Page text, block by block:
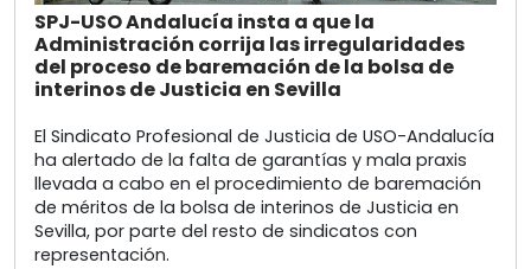
SPJ-USO Andalucía insta a que la
Administración corrija las irregularidades
del proceso de baremación de la bolsa de
interinos de Justicia en Sevilla
El Sindicato Profesional de Justicia de USO-Andalucía
ha alertado de la falta de garantías y mala praxis
llevada a cabo en el procedimiento de baremación
de méritos de la bolsa de interinos de Justicia en
Sevilla, por parte del resto de sindicatos con
representación.